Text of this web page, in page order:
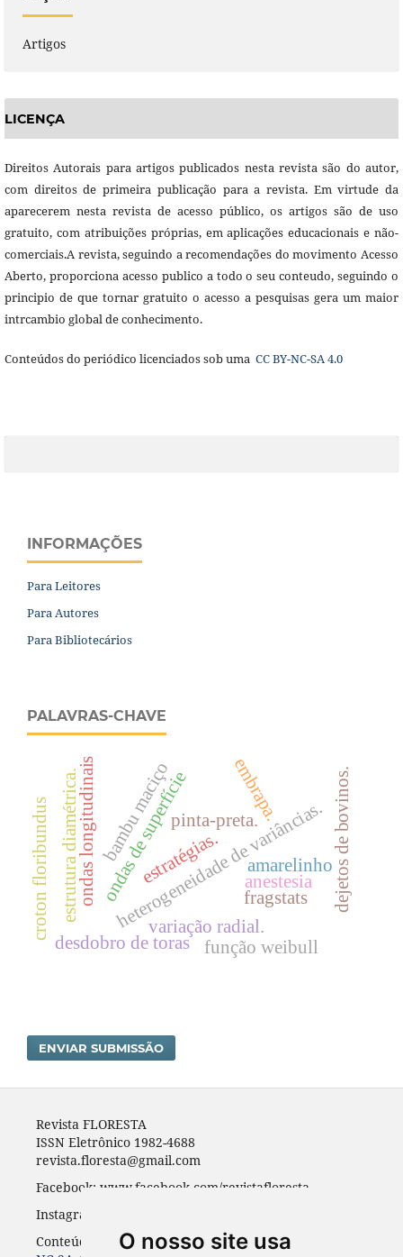
O nosso site usa
Artigos
LICENÇA
Direitos Autorais para artigos publicados nesta revista são do autor,
com direitos de primeira publicação para a revista. Em virtude da
aparecerem nesta revista de acesso público, os artigos são de uso
gratuito, com atribuições próprias, em aplicações educacionais e não-
comerciais.A revista, seguindo a recomendações do movimento Acesso
Aberto, proporciona acesso publico a todo o seu conteudo, seguindo o
principio de que tornar gratuito o acesso a pesquisas gera um maior
intrcambio global de conhecimento.
Conteúdos do periódico licenciados sob uma CC BY-NC-SA 4.0
INFORMAÇÕES
Para Leitores
Para Autores
Para Bibliotecários
PALAVRAS-CHAVE
bambu maciço
heterogeneidade de variâncias.
ondas longitudinaisondas de superfície fragstats
anestesia
pinta-preta. dejetos de bovinos.
desdobro de toras
estrutura diamétrica. amarelinho
variação radial.
embrapa.
croton floribundus estratégias.
função weibull
ENVIAR SUBMISSÃO
Revista FLORESTA
ISSN Eletrônico 1982-4688
revista.floresta@gmail.com
Facebook: www.facebook.com/revistafloresta
Instagran: revista_floresta
Conteúdos do periódico licenciados sob uma